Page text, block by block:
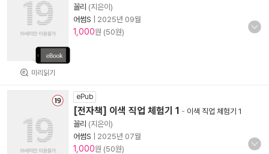
미리읽기
꼴리 (지은이)
어썸S
2025년 09월
1,000원 (50원)
ePub
[전자책] 이색 직업 체험기 1 - 이색 직업 체험기 1
꼴리 (지은이)
어썸S
2025년 07월
1,000원 (50원)